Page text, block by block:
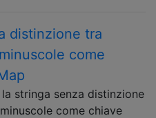
distinzione tra
come
stringa senza distinzione
come chiave